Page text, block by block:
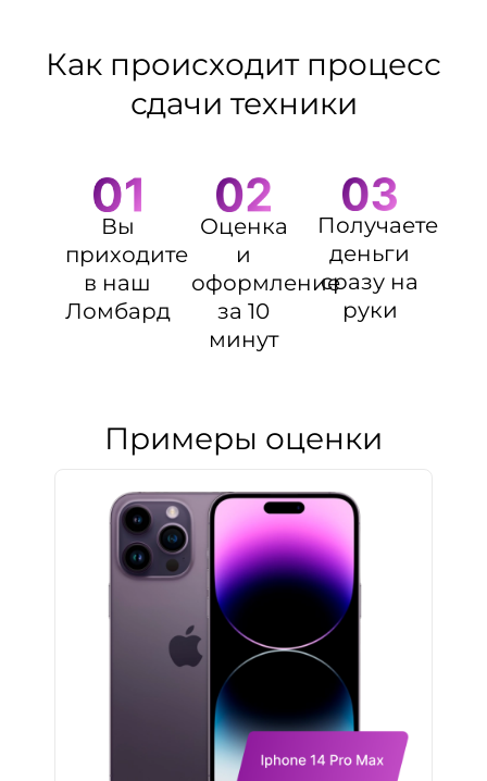
Как происходит процесс
сдачи техники
Вы
приходите
в наш
Ломбард
Оценка
и
оформление
за 10
минут
Получаете
деньги
сразу на
руки
Примеры оценки